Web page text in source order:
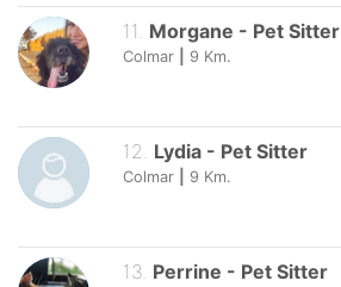
11 Morgane - Pet Sitter
Colmar 9 Km.
12. Lydia - Pet Sitter
Colmar 9 Km.
13. Perrine - Pet Sitter